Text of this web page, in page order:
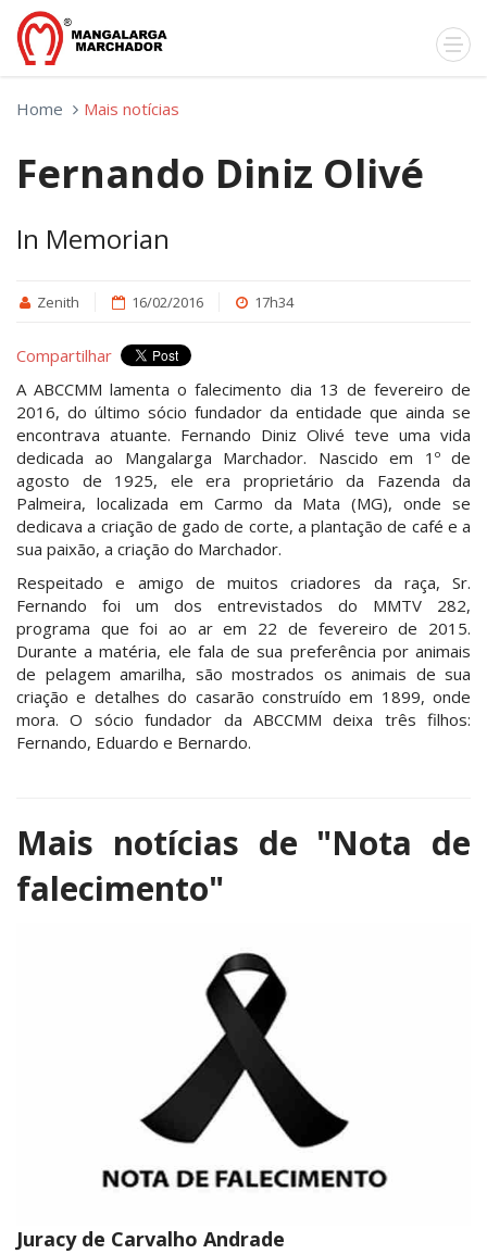
Home Mais notícias
Fernando Diniz Olivé
In Memorian
Zenith 16/02/2016 17h34
Compartilhar
A ABCCMM lamenta o falecimento dia 13 de fevereiro de
2016, do último sócio fundador da entidade que ainda se
encontrava atuante. Fernando Diniz Olivé teve uma vida
dedicada ao Mangalarga Marchador. Nascido em 1º de
agosto de 1925, ele era proprietário da Fazenda da
Palmeira, localizada em Carmo da Mata (MG), onde se
dedicava a criação de gado de corte, a plantação de café e a
sua paixão, a criação do Marchador.
Respeitado e amigo de muitos criadores da raça, Sr.
Fernando foi um dos entrevistados do MMTV 282,
programa que foi ao ar em 22 de fevereiro de 2015.
Durante a matéria, ele fala de sua preferência por animais
de pelagem amarilha, são mostrados os animais de sua
criação e detalhes do casarão construído em 1899, onde
mora. O sócio fundador da ABCCMM deixa três filhos:
Fernando, Eduardo e Bernardo.
Mais notícias de "Nota de
falecimento"
Juracy de Carvalho Andrade